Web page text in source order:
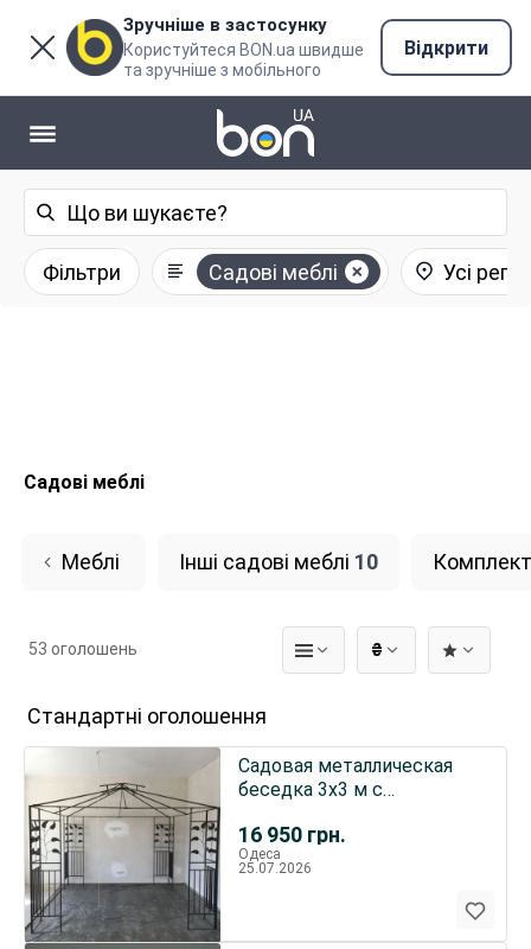
Зручніше в застосунку
Користуйтеся BON.ua швидше
та зручніше з мобільного
Відкрити
Фільтри Садові меблі Усі
Садові меблі
Меблі Інші садові меблі 10
₴
53 оголошень
Стандартні оголошення
16 950 грн.
Садовая металлическая
беседка 3х3 м с
Одеса
25.07.2026